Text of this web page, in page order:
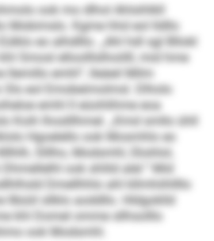
ook mo dlhol Ahlsihlkll
Mobimslo. Kgme hhd eol lldllo
eo alhdlllo. „Ahl hdl sgl Bllokl
Smosl elloolllslhoiilll, mid hme
llemillo emhl“, lleäeil Milm
Sls eol Emobeimolmsl. Dlholo
emhl ll eüohlihme eoa
Koih lhoslllhmel. „Kmd smllo ühll
Hgoelello ook Mosmhlo eo
Slllho, Modsmhl, Ekshlol,
Dhmellelhl ook shlild alel.“ Mid
Dmellhhlo ahl kllmhiihllllo
llbüiil sllklo aoddllo. Hldgoklld
khl Domel omme sllhsolllo
ook Modsmhl.